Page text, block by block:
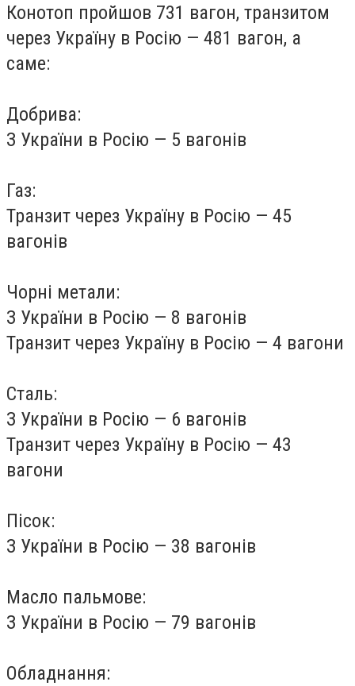
Конотоп пройшов 731 вагон, транзитом
через Україну в Росію — 481 вагон, а
саме:
Добрива:
З України в Росію — 5 вагонів
Газ:
Транзит через Україну в Росію — 45
вагонів
Чорні метали:
З України в Росію — 8 вагонів
Транзит через Україну в Росію — 4 вагони
Сталь:
З України в Росію — 6 вагонів
Транзит через Україну в Росію — 43
вагони
Пісок:
З України в Росію — 38 вагонів
Масло пальмове:
З України в Росію — 79 вагонів
Обладнання: